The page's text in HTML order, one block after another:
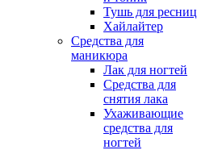
Тушь для ресниц
Хайлайтер
Средства для
маникюра
Лак для ногтей
Средства для
снятия лака
Ухаживающие
средства для
ногтей